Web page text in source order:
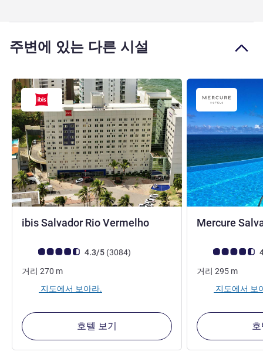
주변에 있는 다른 시설
ibis Salvador Rio Vermelho3성
고객 평점 (ALL 평가)4.3/5 (3084리뷰
)
거리 270 m
지도에서 보아라.
호텔 보기
Mercure
고객 평점 (ALL 평
거리 295 m
지도에서 보